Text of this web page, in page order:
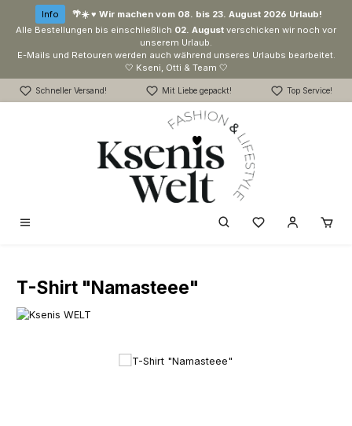
Zum Hauptinhalt springen
Info
🌴☀️ ♥ Wir machen vom 08. bis 23. August 2026 Urlaub!
Alle Bestellungen bis einschließlich 02. August verschicken wir noch vor
unserem Urlaub.
E-Mails und Retouren werden auch während unseres Urlaubs bearbeitet.
🤍 Kseni, Otti & Team 🤍
Schneller Versand! Mit Liebe gepackt! Top Service!
Du hast 0
T-Shirt "Namasteee"
Bildergalerie überspringen